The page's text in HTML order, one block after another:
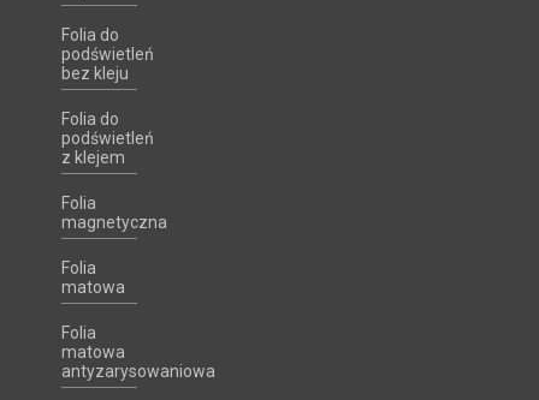
Folia do
podświetleń
bez kleju
Folia do
podświetleń
z klejem
Folia
magnetyczna
Folia
matowa
Folia
matowa
antyzarysowaniowa